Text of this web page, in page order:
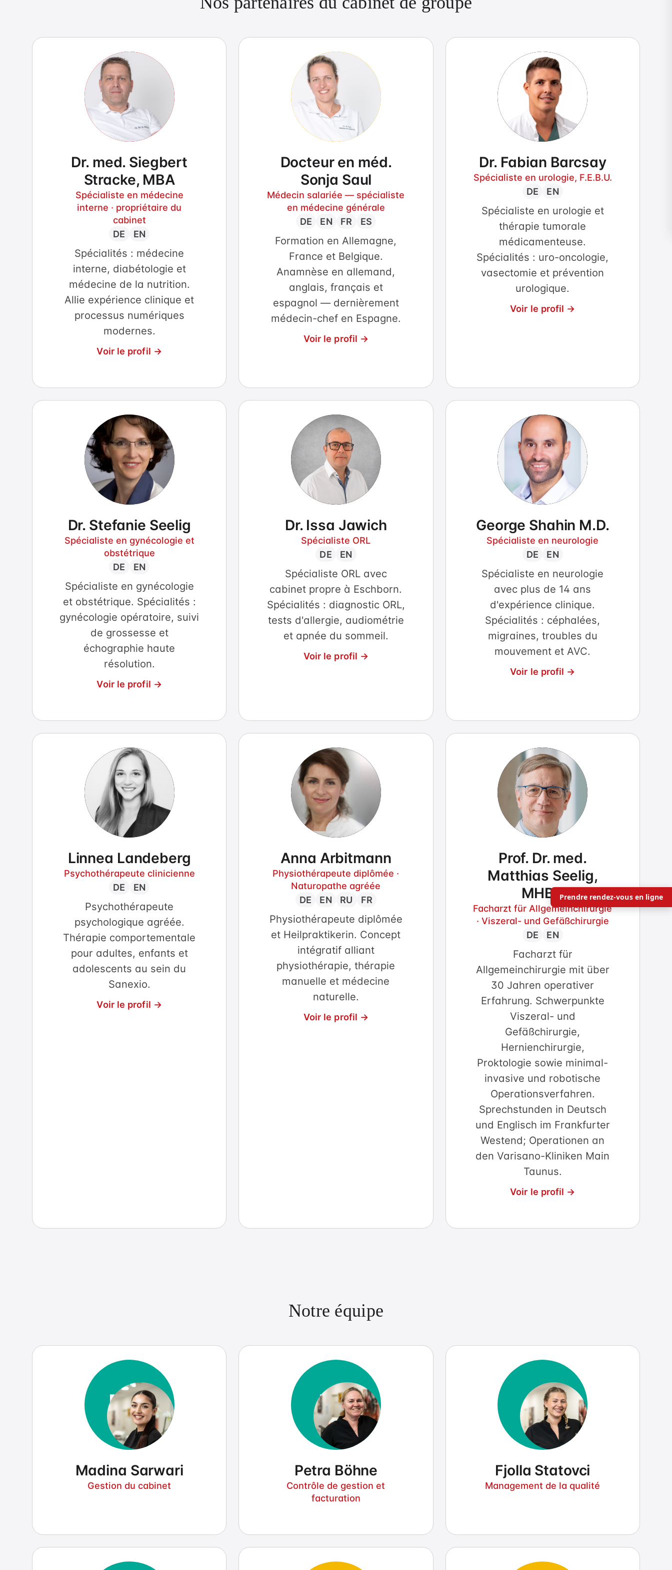
Psychothérapie
Foie et vésicule
Dr. med. Siegbert
Stracke, MBA
Spécialiste en médecine
interne · propriétaire du
cabinet
DE
EN
Spécialités : médecine
interne, diabétologie et
médecine de la nutrition.
Allie expérience clinique et
processus numériques
modernes.
Voir le profil →
Docteur en méd.
Sonja Saul
Médecin salariée — spécialiste
en médecine générale
DE
EN FR ES
Formation en Allemagne,
France et Belgique.
Anamnèse en allemand,
anglais, français et
espagnol — dernièrement
médecin-chef en Espagne.
Voir le profil →
Dr. Fabian Barcsay
Spécialiste en urologie, F.E.B.U.
DE
EN
Spécialiste en urologie et
thérapie tumorale
médicamenteuse.
Spécialités : uro-oncologie,
vasectomie et prévention
urologique.
Voir le profil →
Dr. Stefanie Seelig
Spécialiste en gynécologie et
obstétrique
DE
EN
Spécialiste en gynécologie
et obstétrique. Spécialités :
gynécologie opératoire, suivi
de grossesse et
échographie haute
résolution.
Voir le profil →
Dr. Issa Jawich
Spécialiste ORL
DE
EN
Spécialiste ORL avec
cabinet propre à Eschborn.
Spécialités : diagnostic ORL,
tests d'allergie, audiométrie
et apnée du sommeil.
Voir le profil →
George Shahin M.D.
Spécialiste en neurologie
DE
EN
Spécialiste en neurologie
avec plus de 14 ans
d'expérience clinique.
Spécialités : céphalées,
migraines, troubles du
mouvement et AVC.
Voir le profil →
Linnea Landeberg
Psychothérapeute clinicienne
DE
EN
Psychothérapeute
psychologique agréée.
Thérapie comportementale
pour adultes, enfants et
adolescents au sein du
Sanexio.
Voir le profil →
Anna Arbitmann
Physiothérapeute diplômée ·
Naturopathe agréée
DE
EN RU FR
Physiothérapeute diplômée
et Heilpraktikerin. Concept
intégratif alliant
physiothérapie, thérapie
manuelle et médecine
naturelle.
Voir le profil →
Prof. Dr. med.
Matthias Seelig,
MHBA
Facharzt für Allgemeinchirurgie
· Viszeral- und Gefäßchirurgie
DE
EN
Facharzt für
Allgemeinchirurgie mit über
30 Jahren operativer
Erfahrung. Schwerpunkte
Viszeral- und
Gefäßchirurgie,
Hernienchirurgie,
Proktologie sowie minimal-
invasive und robotische
Operationsverfahren.
Sprechstunden in Deutsch
und Englisch im Frankfurter
Westend; Operationen an
den Varisano-Kliniken Main
Taunus.
Voir le profil →
Notre équipe
MS
Madina Sarwari
Gestion du cabinet
PB
Petra Böhne
Contrôle de gestion et
facturation
FS
Fjolla Statovci
Management de la qualité
Prendre rendez-vous en ligne